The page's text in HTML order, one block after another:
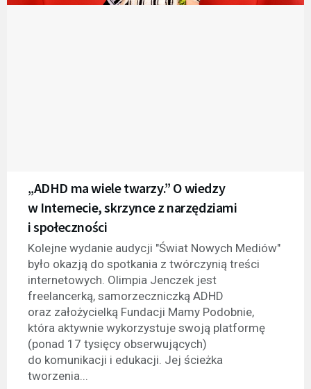
„ADHD ma wiele twarzy.” O wiedzy
w Internecie, skrzynce z narzędziami
i społeczności
Kolejne wydanie audycji "Świat Nowych Mediów"
było okazją do spotkania z twórczynią treści
internetowych. Olimpia Jenczek jest
freelancerką, samorzeczniczką ADHD
oraz założycielką Fundacji Mamy Podobnie,
która aktywnie wykorzystuje swoją platformę
(ponad 17 tysięcy obserwujących)
do komunikacji i edukacji. Jej ścieżka
tworzenia...